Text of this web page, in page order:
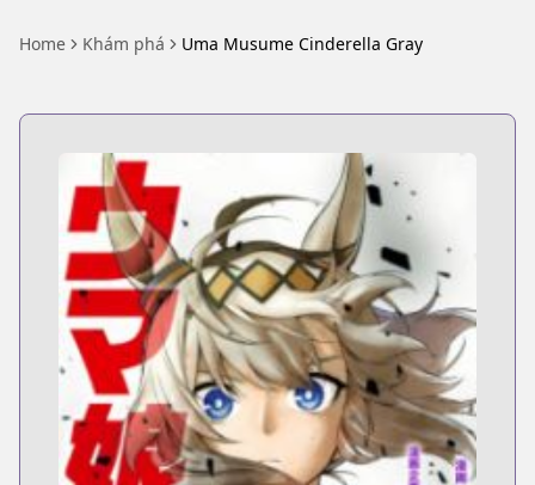
Home Khám phá Uma Musume Cinderella Gray